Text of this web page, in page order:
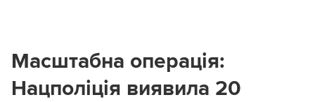
Масштабна операція:
Нацполіція виявила 20